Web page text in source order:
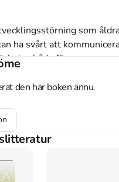
som
ha svårt att
både för
beteenden vid
behandlas kan
Är det någon
ge stöd – hur får vi hjälp
den här boken ännu.